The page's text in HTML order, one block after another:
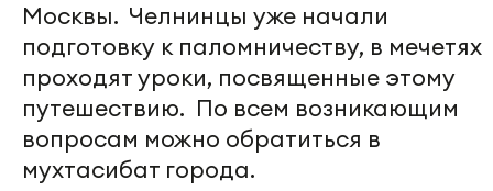
Москвы. Челнинцы уже начали
подготовку к паломничеству, в мечетях
проходят уроки, посвященные этому
путешествию. По всем возникающим
вопросам можно обратиться в
мухтасибат города.